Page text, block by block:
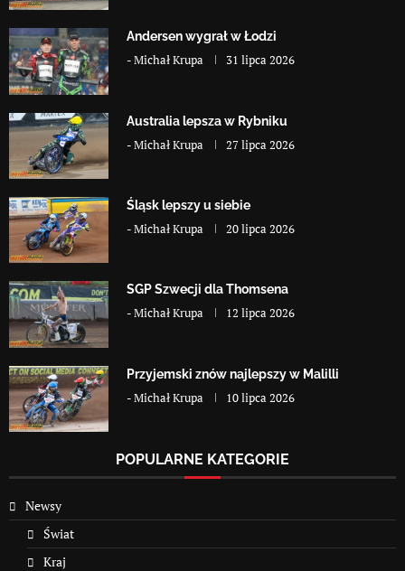
Andersen wygrał w Łodzi
-Michał Krupa 31 lipca 2026
Australia lepsza w Rybniku
-Michał Krupa 27 lipca 2026
Śląsk lepszy u siebie
-Michał Krupa 20 lipca 2026
SGP Szwecji dla Thomsena
-Michał Krupa 12 lipca 2026
Przyjemski znów najlepszy w Malilli
-Michał Krupa 10 lipca 2026
POPULARNE KATEGORIE
Newsy
Świat
Kraj